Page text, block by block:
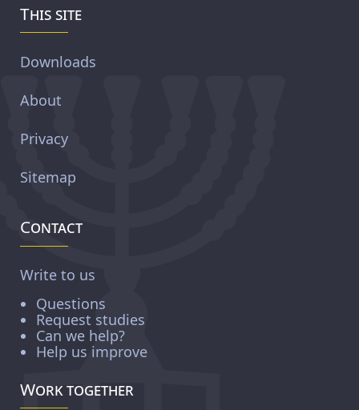
This site
Downloads
About
Privacy
Sitemap
Contact
Write to us
Questions
Request studies
Can we help?
Help us improve
Work together